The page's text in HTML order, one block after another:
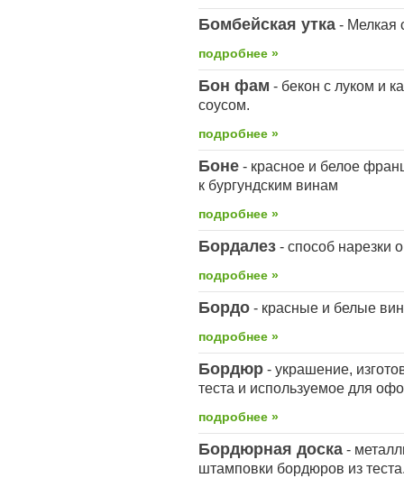
Бомбейская утка - Мелкая
подробнее »
Бон фам - бекон с луком и
соусом.
подробнее »
Боне - красное и белое
к бургундским винам
подробнее »
Бордалез - способ нарезки
подробнее »
Бордо - красные и белые
подробнее »
Бордюр - украшение,
теста и используемое для
подробнее »
Бордюрная доска -
штамповки бордюров из